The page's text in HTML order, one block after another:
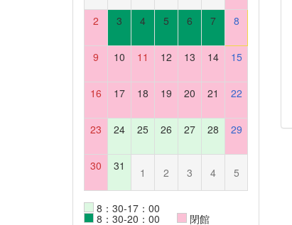
2 3 4 5 6 7 8
9 10 11 12 13 14 15
16 17 18 19 20 21 22
23 24 25 26 27 28 29
30 31 1 2 3 4 5
8：30-17：00
8：30-20：00 閉館